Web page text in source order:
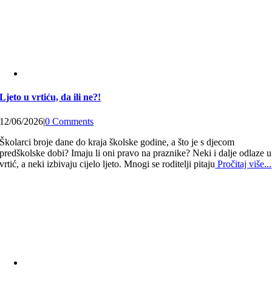
Ljeto u vrtiću, da ili ne?!
12/06/2026|0 Comments
Školarci broje dane do kraja školske godine, a što je s djecom
predškolske dobi? Imaju li oni pravo na praznike? Neki i dalje odlaze u
vrtić, a neki izbivaju cijelo ljeto. Mnogi se roditelji pitaju Pročitaj više...